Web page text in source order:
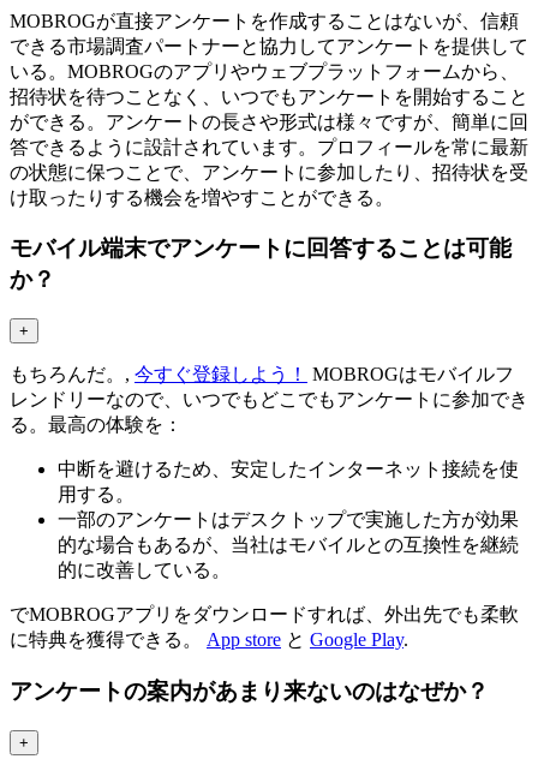
MOBROGが直接アンケートを作成することはないが、信頼
できる市場調査パートナーと協力してアンケートを提供して
いる。MOBROGのアプリやウェブプラットフォームから、
招待状を待つことなく、いつでもアンケートを開始すること
ができる。アンケートの長さや形式は様々ですが、簡単に回
答できるように設計されています。プロフィールを常に最新
の状態に保つことで、アンケートに参加したり、招待状を受
け取ったりする機会を増やすことができる。
モバイル端末でアンケートに回答することは可能
か？
+
もちろんだ。, 今すぐ登録しよう！
MOBROGはモバイルフ
レンドリーなので、いつでもどこでもアンケートに参加でき
る。最高の体験を：
中断を避けるため、安定したインターネット接続を使
用する。
一部のアンケートはデスクトップで実施した方が効果
的な場合もあるが、当社はモバイルとの互換性を継続
的に改善している。
でMOBROGアプリをダウンロードすれば、外出先でも柔軟
に特典を獲得できる。 App store と Google Play.
アンケートの案内があまり来ないのはなぜか？
+